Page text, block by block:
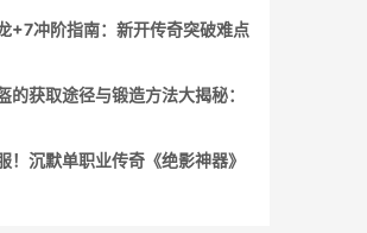
+7冲阶指南：新开传奇突破难点
的获取途径与锻造方法大揭秘：
！沉默单职业传奇《绝影神器》